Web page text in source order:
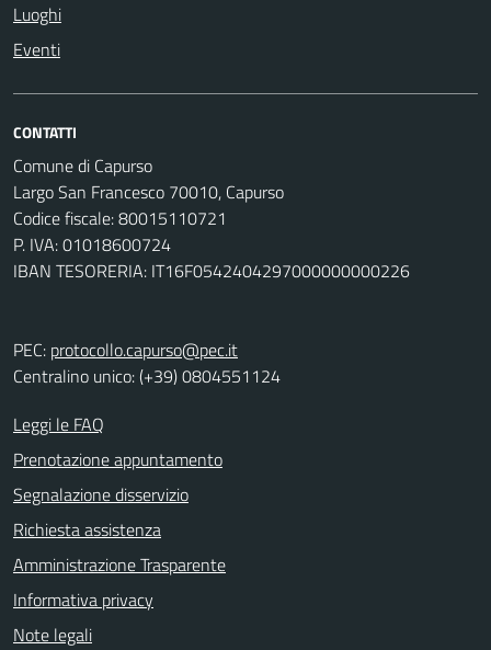
Luoghi
Eventi
CONTATTI
Comune di Capurso
Largo San Francesco 70010, Capurso
Codice fiscale: 80015110721
P. IVA: 01018600724
IBAN TESORERIA: IT16F0542404297000000000226
PEC: protocollo.capurso@pec.it
Centralino unico: (+39) 0804551124
Leggi le FAQ
Prenotazione appuntamento
Segnalazione disservizio
Richiesta assistenza
Amministrazione Trasparente
Informativa privacy
Note legali